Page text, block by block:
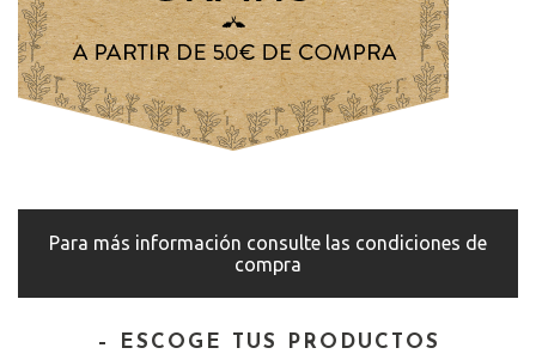
Para más información consulte las condiciones de
compra
– ESCOGE TUS PRODUCTOS